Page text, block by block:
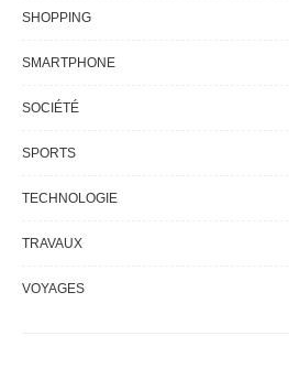
SHOPPING
SMARTPHONE
SOCIÉTÉ
SPORTS
TECHNOLOGIE
TRAVAUX
VOYAGES